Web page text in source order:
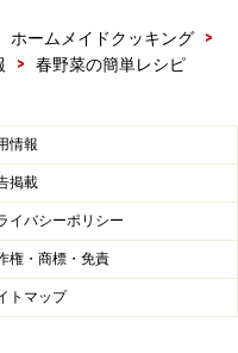
ホームメイドクッキング
>
> 春野菜の簡単レシピ
情報
掲載
イバシーポリシー
権・商標・免責
トマップ